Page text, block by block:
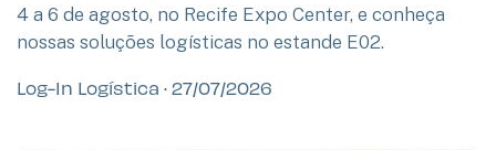
Log-In Logística 27/07/2026
4 a 6 de agosto, no Recife Expo Center, e conheça
nossas soluções logísticas no estande E02.